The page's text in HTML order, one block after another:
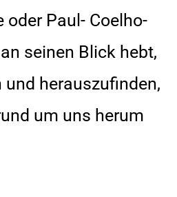
oder Paul- Coelho-
seinen Blick hebt,
herauszufinden,
um uns herum